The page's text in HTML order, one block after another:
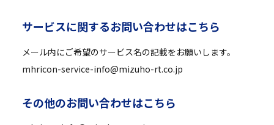
サービスに関するお問い合わせはこちら
メール内にご希望のサービス名の記載をお願いします。
mhricon-service-info@mizuho-rt.co.jp
その他のお問い合わせはこちら